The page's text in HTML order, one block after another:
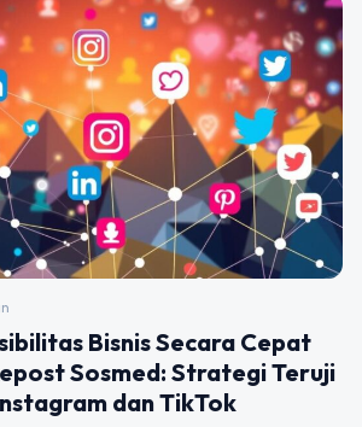
Bisnis Secara Cepat
Sosmed: Strategi Teruji
dan TikTok